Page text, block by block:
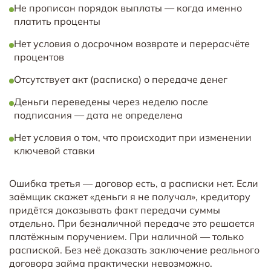
Не прописан порядок выплаты — когда именно
платить проценты
Нет условия о досрочном возврате и перерасчёте
процентов
Отсутствует акт (расписка) о передаче денег
Деньги переведены через неделю после
подписания — дата не определена
Нет условия о том, что происходит при изменении
ключевой ставки
Ошибка третья — договор есть, а расписки нет. Если
заёмщик скажет «деньги я не получал», кредитору
придётся доказывать факт передачи суммы
отдельно. При безналичной передаче это решается
платёжным поручением. При наличной — только
распиской. Без неё доказать заключение реального
договора займа практически невозможно.